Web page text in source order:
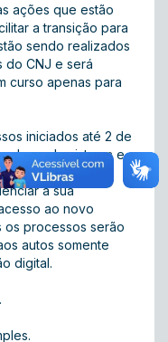
ações que estão
a transição para
sendo realizados
do CNJ e será
curso apenas para
iniciados até 2 de
pelo sistema e-
advogados que
a sua
ao novo
os processos serão
autos somente
digital.